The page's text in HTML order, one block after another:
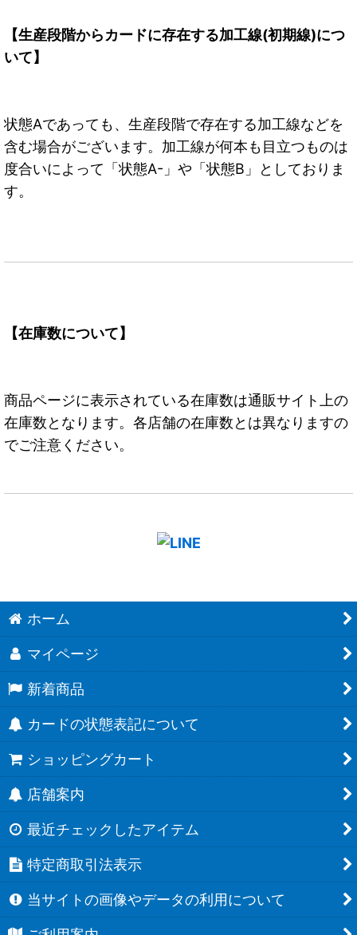
【生産段階からカードに存在する加工線(初期線)につ
いて】
状態Aであっても、生産段階で存在する加工線などを
含む場合がございます。加工線が何本も目立つものは
度合いによって「状態A-」や「状態B」としておりま
す。
【在庫数について】
商品ページに表示されている在庫数は通販サイト上の
在庫数となります。各店舗の在庫数とは異なりますの
でご注意ください。
ホーム
マイページ
新着商品
カードの状態表記について
ショッピングカート
店舗案内
最近チェックしたアイテム
特定商取引法表示
当サイトの画像やデータの利用について